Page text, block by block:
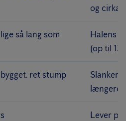
og cirka
så lang som
Halens
(op til
ret stump
længere
Lever